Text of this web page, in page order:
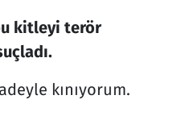
kitleyi terör
kınıyorum.